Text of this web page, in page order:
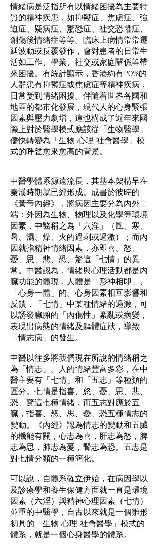
情緒病是泛指所有以情緒困擾為主要特
質的精神疾患，如抑鬱症、焦慮症、強
迫症、疑病症、驚恐症、社交恐懼症、
創傷後情緒症等等。臨床上病情常常遷
延波動或反覆發作，會對患者的日常生
活如工作、學業、社交或家庭關係等帶
來困擾。有統計顯示，香港約有20%的
人群患有抑鬱症或焦慮症等精神疾病，
日常受到情緒困擾。伴隨着世界各國和
地區的都市化發展，現代人的心身緊張
因素與壓力劇增，這也構成了近年來國
際上對於醫學模式應該從「生物醫學」
儘快轉變為「生物-心理-社會醫學」模
式的呼聲愈來愈高的背景。
中醫學體系源遠流長，其基本架構早在
秦漢時期就已經形成。成書於彼時的
《黃帝內經》，將病因主要分為內外二
端：外因為生物、物理以及化學等環境
因素，中醫稱之為「六淫」（風、寒、
暑、濕、燥、火的過剩或過激）；而內
因就指精神情緒因素，亦即喜、怒、
憂、思、悲、恐、驚這「七情」的異
常。中醫認為，情緒與心理活動都是內
臟功能的體現，人體是「形神相即」、
「心身一體」的。心身因素相互影響和
反饋，「七情」中某種情緒的過激，可
以誘發臟腑的「內傷性」紊亂或病變，
表現出病態的情緒及軀體症狀，導致
「情志病」的發生。
中醫以往多將我們現在所說的情緒稱之
為「情志」。人的情緒豐富多彩，在中
醫主要有「七情」和「五志」等種類的
區分。七情是指喜、怒、憂、思、悲、
恐、驚這七種情緒，而五志對應於五
臟，指喜、怒、思、憂、恐五種情志的
變動。《內經》認為情志的變動和五臟
的機能有關，心志為喜，肝志為怒，脾
志為思，肺志為憂，腎志為恐。五志是
對七情分類的一種簡化。
可以說，自體系確立伊始，在病因學以
及診療學和養生保健方面就一直是環境
因素（六淫）與精神心理因素（七情）
並重的中醫學，自古以來就是一個雛形
初具的「生物-心理-社會醫學」模式的
體系，就是一個心身醫學的體系。